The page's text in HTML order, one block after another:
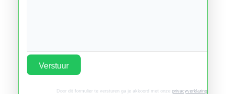
Verstuur
Door dit formulier te versturen ga je akkoord met onze privacyverklaring.